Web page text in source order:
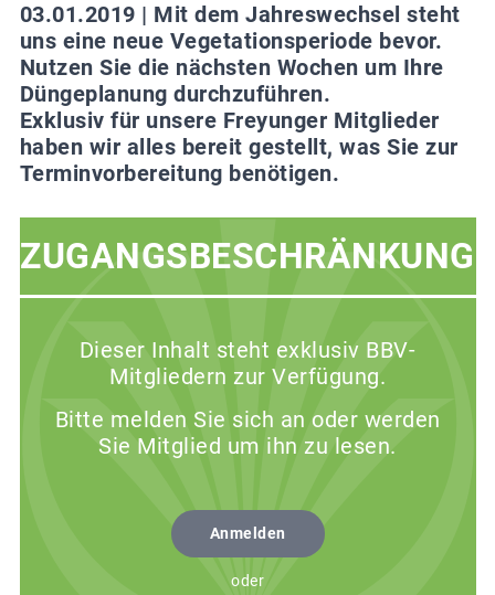
03.01.2019 | Mit dem Jahreswechsel steht
uns eine neue Vegetationsperiode bevor.
Nutzen Sie die nächsten Wochen um Ihre
Düngeplanung durchzuführen.
Exklusiv für unsere Freyunger Mitglieder
haben wir alles bereit gestellt, was Sie zur
Terminvorbereitung benötigen.
ZUGANGSBESCHRÄNKUNG
Dieser Inhalt steht exklusiv BBV-
Mitgliedern zur Verfügung.
Bitte melden Sie sich an oder werden
Sie Mitglied um ihn zu lesen.
Anmelden
oder